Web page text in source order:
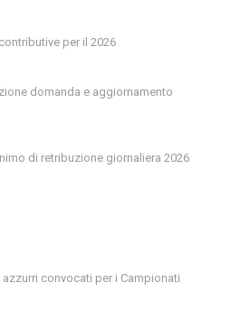
per il 2026
domanda e aggiornamento
di retribuzione giornaliera 2026
convocati per i Campionati